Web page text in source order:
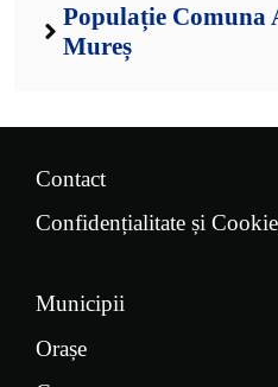
Populație Comuna
Mureș
Contact
Confidențialitate și
Municipii
Orașe